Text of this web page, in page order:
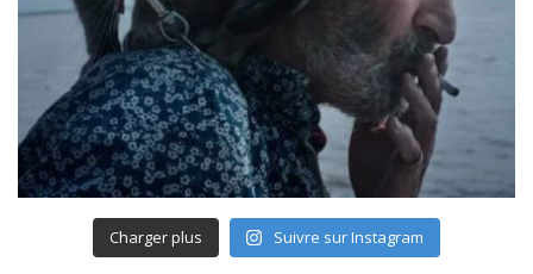
Charger plus Suivre sur Instagram